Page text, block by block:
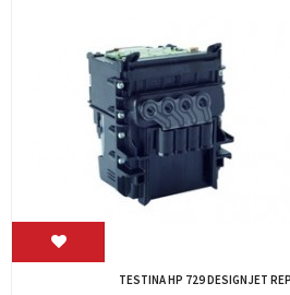
TESTINA HP 729 DESIGNJET